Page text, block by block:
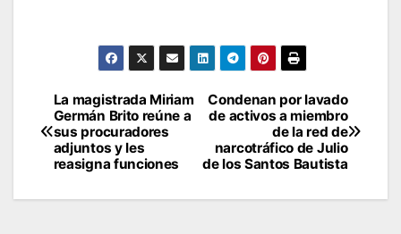
Navegación
de
entradas
Condenan por lavado
de activos a miembro
de la red de
narcotráfico de Julio
de los Santos Bautista
La magistrada Miriam
Germán Brito reúne a
sus procuradores
adjuntos y les
reasigna funciones